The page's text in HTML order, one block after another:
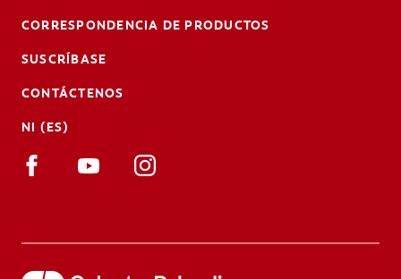
CORRESPONDENCIA DE PRODUCTOS
SUSCRÍBASE
CONTÁCTENOS
NI (ES)